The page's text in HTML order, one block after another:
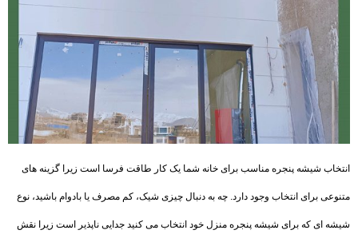
انتخاب شیشه پنجره مناسب برای خانه شما یک کار طاقت فرسا است زیرا گزینه های
متنوعی برای انتخاب وجود دارد. چه به دنبال چیزی شیک، کم مصرف یا بادوام باشید، نوع
شیشه ای که برای شیشه پنجره منزل خود انتخاب می کنید جدایی ناپذیر است زیرا نقش